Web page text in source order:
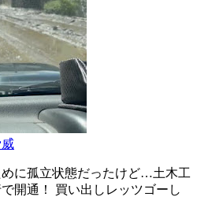
に孤立状態だったけど…土木工
開通！ 買い出しレッツゴーし